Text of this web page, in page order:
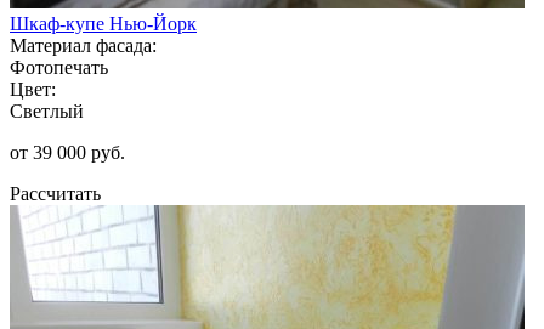
Шкаф-купе Нью-Йорк
Материал фасада:
Фотопечать
Цвет:
Светлый
от 39 000 руб.
Рассчитать